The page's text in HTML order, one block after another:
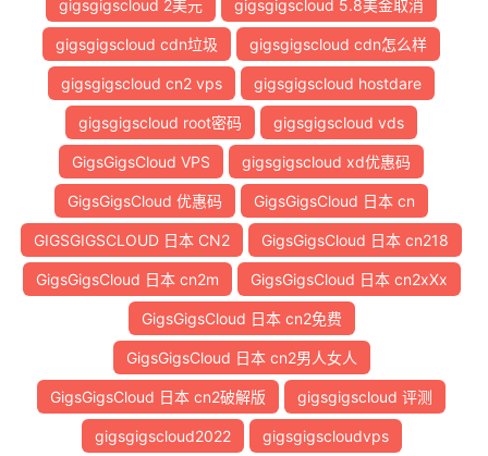
gigsgigscloud 2美元 gigsgigscloud 5.8美金取消
gigsgigscloud cdn垃圾 gigsgigscloud cdn怎么样
gigsgigscloud cn2 vps gigsgigscloud hostdare
gigsgigscloud root密码 gigsgigscloud vds
GigsGigsCloud VPS gigsgigscloud xd优惠码
GigsGigsCloud 优惠码 GigsGigsCloud 日本 cn
GIGSGIGSCLOUD 日本 CN2 GigsGigsCloud 日本 cn218
GigsGigsCloud 日本 cn2m GigsGigsCloud 日本 cn2xXx
GigsGigsCloud 日本 cn2免费
GigsGigsCloud 日本 cn2男人女人
GigsGigsCloud 日本 cn2破解版 gigsgigscloud 评测
gigsgigscloud2022 gigsgigscloudvps